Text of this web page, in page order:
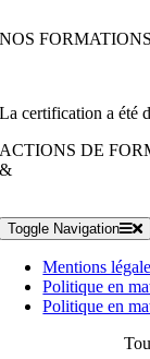
NOS
La certification a été
ACTIONS DE
&
Toggle Navigation
Mentions
Politique en
Politique en